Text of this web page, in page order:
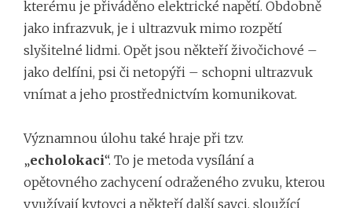
kterému je přiváděno elektrické napětí. Obdobně
jako infrazvuk, je i ultrazvuk mimo rozpětí
slyšitelné lidmi. Opět jsou někteří živočichové –
jako delfíni, psi či netopýři – schopni ultrazvuk
vnímat a jeho prostřednictvím komunikovat.
Významnou úlohu také hraje při tzv.
„echolokaci“. To je metoda vysílání a
opětovného zachycení odraženého zvuku, kterou
využívají kytovci a někteří další savci, sloužící